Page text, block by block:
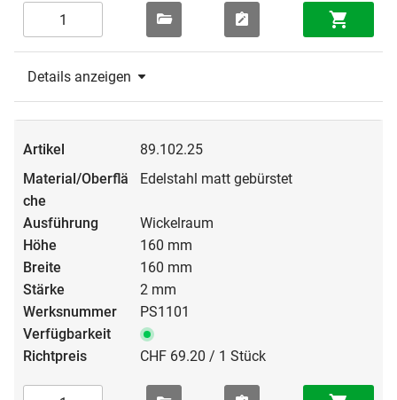
Details anzeigen
89.102.25
Edelstahl matt gebürstet
Wickelraum
160 mm
160 mm
2 mm
PS1101
CHF 69.20 / 1 Stück